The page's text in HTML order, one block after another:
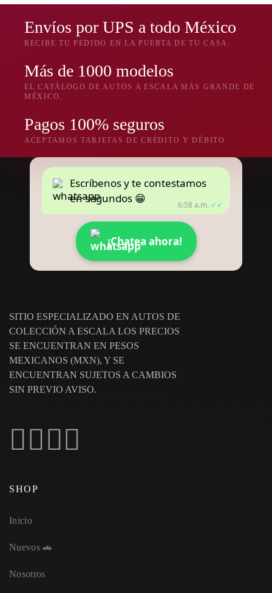
Envíos por UPS a todo México
RECIBE TU PEDIDO EN LA PUERTA DE TU CASA.
Más de 1000 modelos
EL CATÁLOGO DE AUTOS A ESCALA MÁS GRANDE DE
MÉXICO.
Pagos 100% seguros
ACEPTAMOS TARJETAS DE CRÉDITO Y DÉBITO.
Escríbenos y te contestamos
en segundos 😁
6:58 a.m. ✓✓
¡Chatea ahora!
SITIO ESPECIALIZADO EN AUTOS DE
COLECCIÓN A ESCALA LOS PRECIOS
SE ENCUENTRAN EN PESOS
MEXICANOS (MXN), Y SE
ENCUENTRAN SUJETOS A CAMBIOS
SIN PREVIO AVISO.
SHOP
Inicio
Nuevos 🚗
Nosotros